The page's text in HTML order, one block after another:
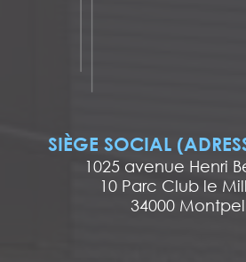
SIÈGE SOCIAL
1025 avenue Henri
10 Parc Club le
34000